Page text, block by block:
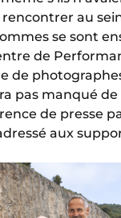
rencontrer au
se sont
de
de
pas manqué de
de presse
aux